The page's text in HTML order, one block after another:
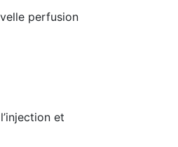
perfusion
et